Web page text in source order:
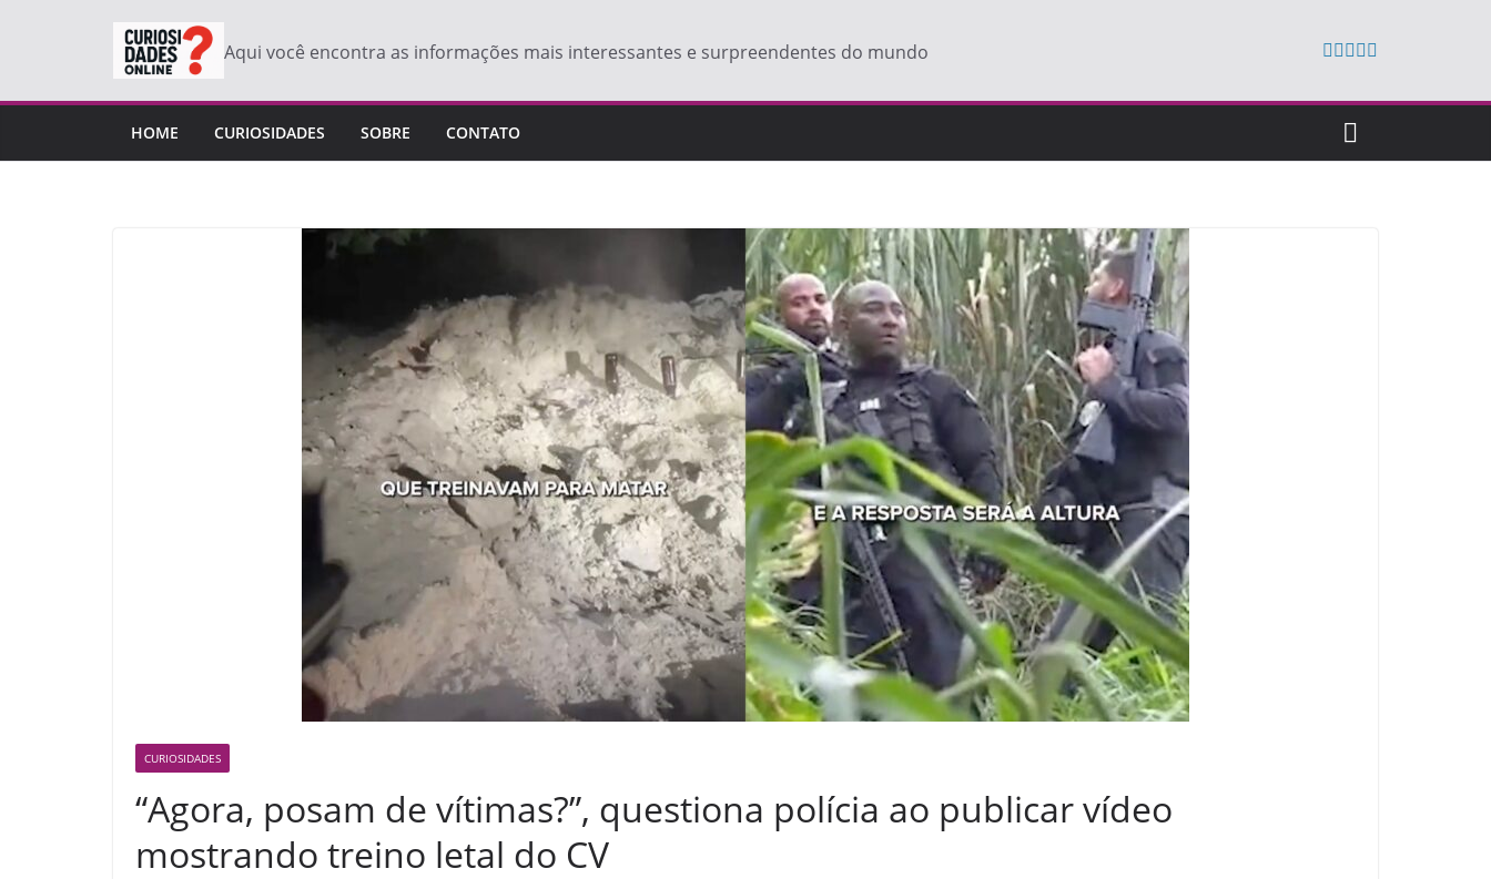
conteúdo
Aqui você encontra as informações mais interessantes e surpreendentes do mundo
HOME CURIOSIDADES SOBRE CONTATO
CURIOSIDADES
“Agora, posam de vítimas?”, questiona polícia ao publicar vídeo
mostrando treino letal do CV